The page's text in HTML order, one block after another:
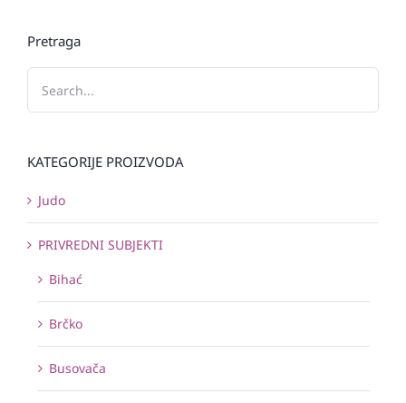
Pretraga
KATEGORIJE PROIZVODA
Judo
PRIVREDNI SUBJEKTI
Bihać
Brčko
Busovača